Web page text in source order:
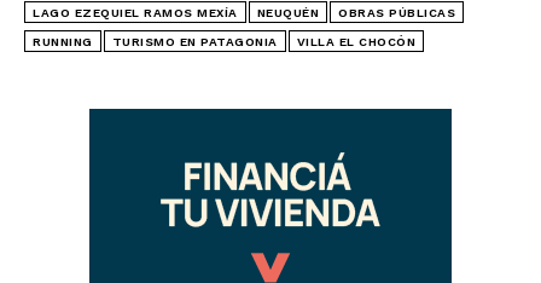
LAGO EZEQUIEL RAMOS MEXÍA NEUQUÉN OBRAS PÚBLICAS
RUNNING TURISMO EN PATAGONIA VILLA EL CHOCÓN